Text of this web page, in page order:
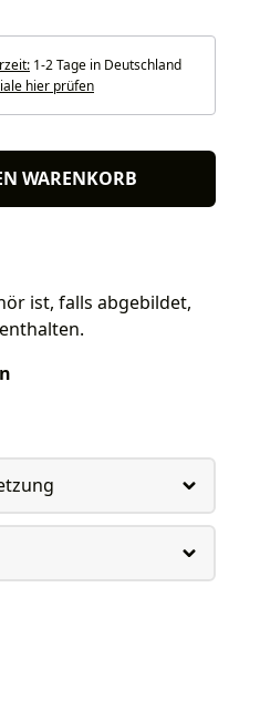
1-2 Tage in Deutschland
hier prüfen
WARENKORB
ist, falls abgebildet,